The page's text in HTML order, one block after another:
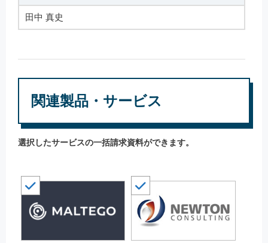
田中 真史
関連製品・サービス
選択したサービスの一括請求資料ができます。